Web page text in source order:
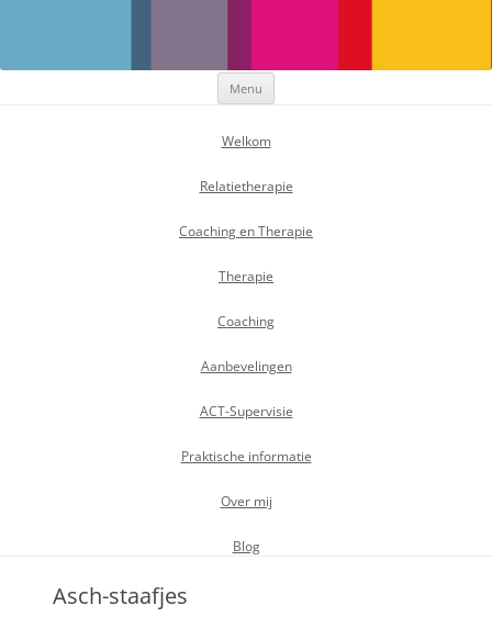
Menu
Welkom
Relatietherapie
Coaching en Therapie
Therapie
Coaching
Aanbevelingen
ACT-Supervisie
Praktische informatie
Over mij
Blog
Asch-staafjes